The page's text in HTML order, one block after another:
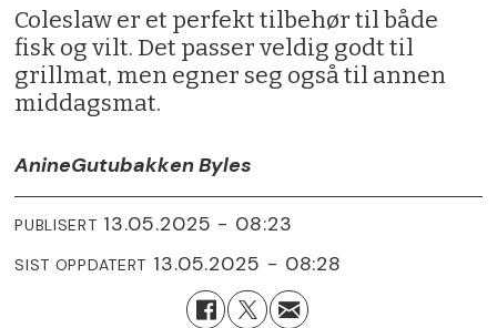
Coleslaw er et perfekt tilbehør til både
fisk og vilt. Det passer veldig godt til
grillmat, men egner seg også til annen
middagsmat.
AnineGutubakken Byles
PUBLISERT 13.05.2025 - 08:23
SIST OPPDATERT 13.05.2025 - 08:28